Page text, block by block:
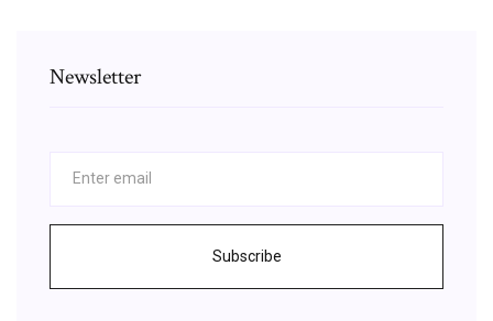
Newsletter
Subscribe